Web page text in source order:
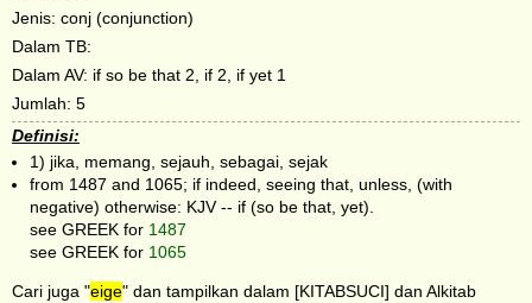
Jenis: conj (conjunction)
Dalam TB:
Dalam AV: if so be that 2, if 2, if yet 1
Jumlah: 5
Definisi:
1) jika, memang, sejauh, sebagai, sejak
from 1487 and 1065; if indeed, seeing that, unless, (with
negative) otherwise: KJV -- if (so be that, yet).
see GREEK for 1487
see GREEK for 1065
Cari juga "eige" dan tampilkan dalam [KITABSUCI] dan Alkitab